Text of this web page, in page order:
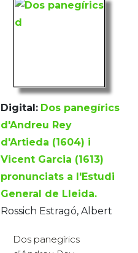
Digital: Dos panegírics
d'Andreu Rey
d'Artieda (1604) i
Vicent Garcia (1613)
pronunciats a l'Estudi
General de Lleida.
Rossich Estragó, Albert
Dos panegírics